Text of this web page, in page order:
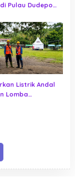
Pulau Dudepo
Berlistrik
Listrik Andal
Lomba